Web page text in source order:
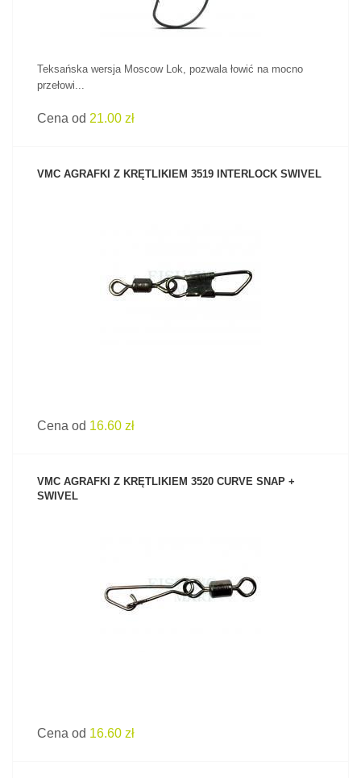
Teksańska wersja Moscow Lok, pozwala łowić na mocno
przełowi...
Cena od 21.00 zł
VMC AGRAFKI Z KRĘTLIKIEM 3519 INTERLOCK SWIVEL
Cena od 16.60 zł
VMC AGRAFKI Z KRĘTLIKIEM 3520 CURVE SNAP +
SWIVEL
Cena od 16.60 zł